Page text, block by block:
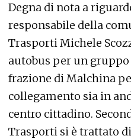
Degna di nota a
responsabile della
Trasporti Michele
autobus per un
frazione di Malchina
collegamento sia in
centro cittadino.
Trasporti si è trattato